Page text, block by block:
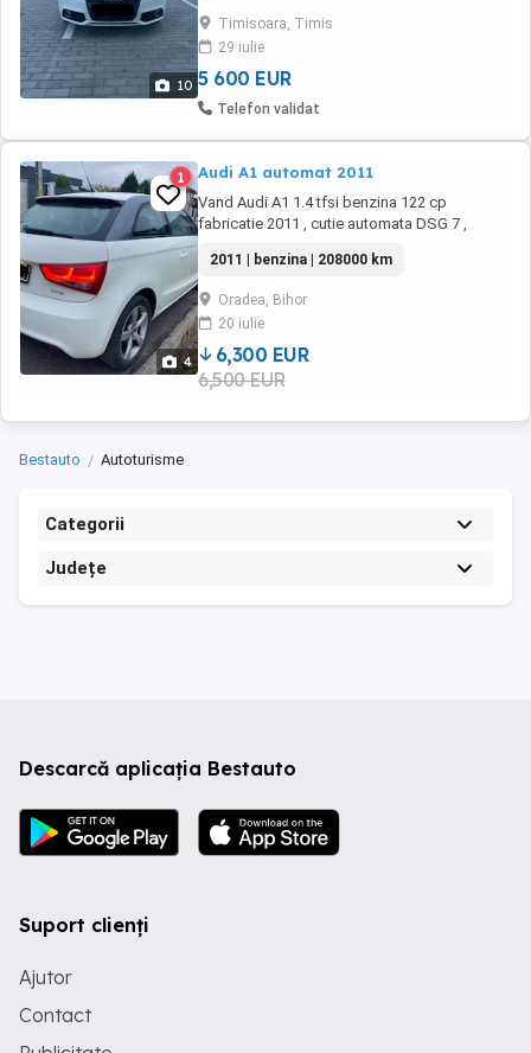
10
benzina Cutie de viteză: manuala Interior curat
și îngrijit Dotări: Aer condiționat climatizare
Geamuri electrice Închidere ...
Timisoara, Timis
29 iulie
5 600 EUR
Telefon validat
4
1 Audi A1 automat 2011
Vand Audi A1 1.4 tfsi benzina 122 cp
fabricatie 2011 , cutie automata DSG 7 ,
schimb
2011 | benzina | 208000 km
Oradea, Bihor
20 iulie
6,300 EUR
6,500 EUR
Bestauto Autoturisme
Categorii
Județe
Descarcă aplicația Bestauto
Suport clienți
Ajutor
Contact